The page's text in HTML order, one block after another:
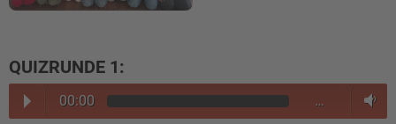
QUIZRUNDE 1:
00:00 …